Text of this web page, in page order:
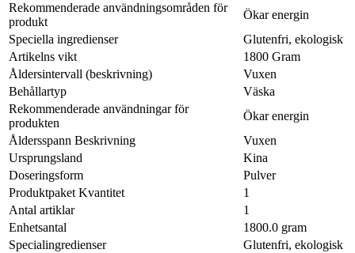
Rekommenderade användningsområden för
produkt
Ökar energin
Speciella ingredienser
Glutenfri, ekologisk
Artikelns vikt
1800 Gram
Åldersintervall (beskrivning)
Vuxen
Behållartyp
Väska
Rekommenderade användningar för
produkten
Ökar energin
Åldersspann Beskrivning
Vuxen
Ursprungsland
Kina
Doseringsform
Pulver
Produktpaket Kvantitet
1
Antal artiklar
1
Enhetsantal
1800.0 gram
Specialingredienser
Glutenfri, ekologisk